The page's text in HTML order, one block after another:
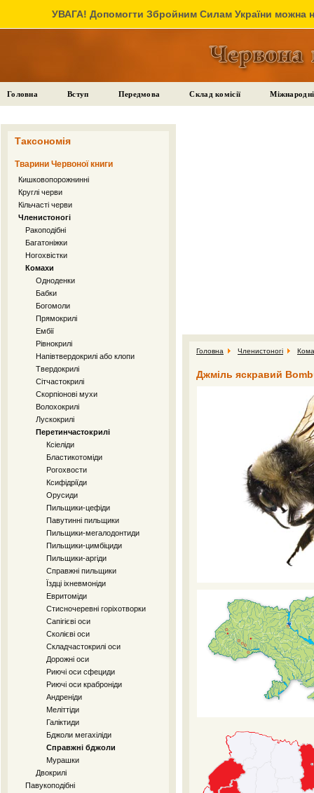
УВАГА! Допомогти Збройним Силам України можна
Головна Вступ Передмова Склад комісії
Таксономія
Тварини Червоної книги
Кишковопорожнинні
Круглі черви
Кільчасті черви
Членистоногі
Ракоподібні
Багатоніжки
Ногохвістки
Комахи
Одноденки
Бабки
Богомоли
Прямокрилі
Ембії
Рівнокрилі
Напівтвердокрилі або клопи
Твердокрилі
Сітчастокрилі
Скорпіонові мухи
Волохокрилі
Лускокрилі
Перетинчастокрилі
Ксіеліди
Бластикотоміди
Рогохвости
Ксифідріїди
Орусиди
Пильщики-цефіди
Павутинні пильщики
Пильщики-мегалодонтиди
Пильщики-цимбіциди
Пильщики-аргіди
Справжні пильщики
Їздці іхневмоніди
Евритоміди
Стисночеревні горіхотворки
Сапігієві оси
Сколієві оси
Складчастокрилі оси
Дорожні оси
Риючі оси сфециди
Риючі оси краброніди
Андреніди
Меліттіди
Галіктиди
Бджоли мегахіліди
Справжні бджоли
Мурашки
Двокрилі
Павукоподібні
Головна Членистоногі
Джміль яскравий